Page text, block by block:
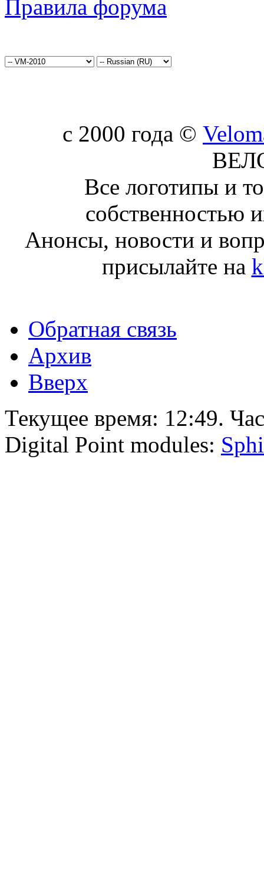
Правила форума
c 2000 года ©
Все логотипы и
собственностью
Анонсы, новости и
присылайте на
Обратная связь
Архив
Вверх
Текущее время: 12:49.
Digital Point modules: